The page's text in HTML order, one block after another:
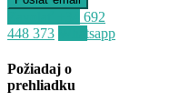
+34 692
448 373
Whatsapp
Požiadaj o
prehliadku